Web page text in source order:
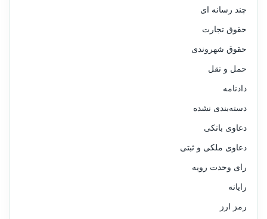
چند رسانه ای
حقوق تجارت
حقوق شهروندی
حمل و نقل
دادنامه
دسته‌بندی نشده
دعاوی بانکی
دعاوی ملکی و ثبتی
رای وحدت رویه
رایانه
رمز ارز